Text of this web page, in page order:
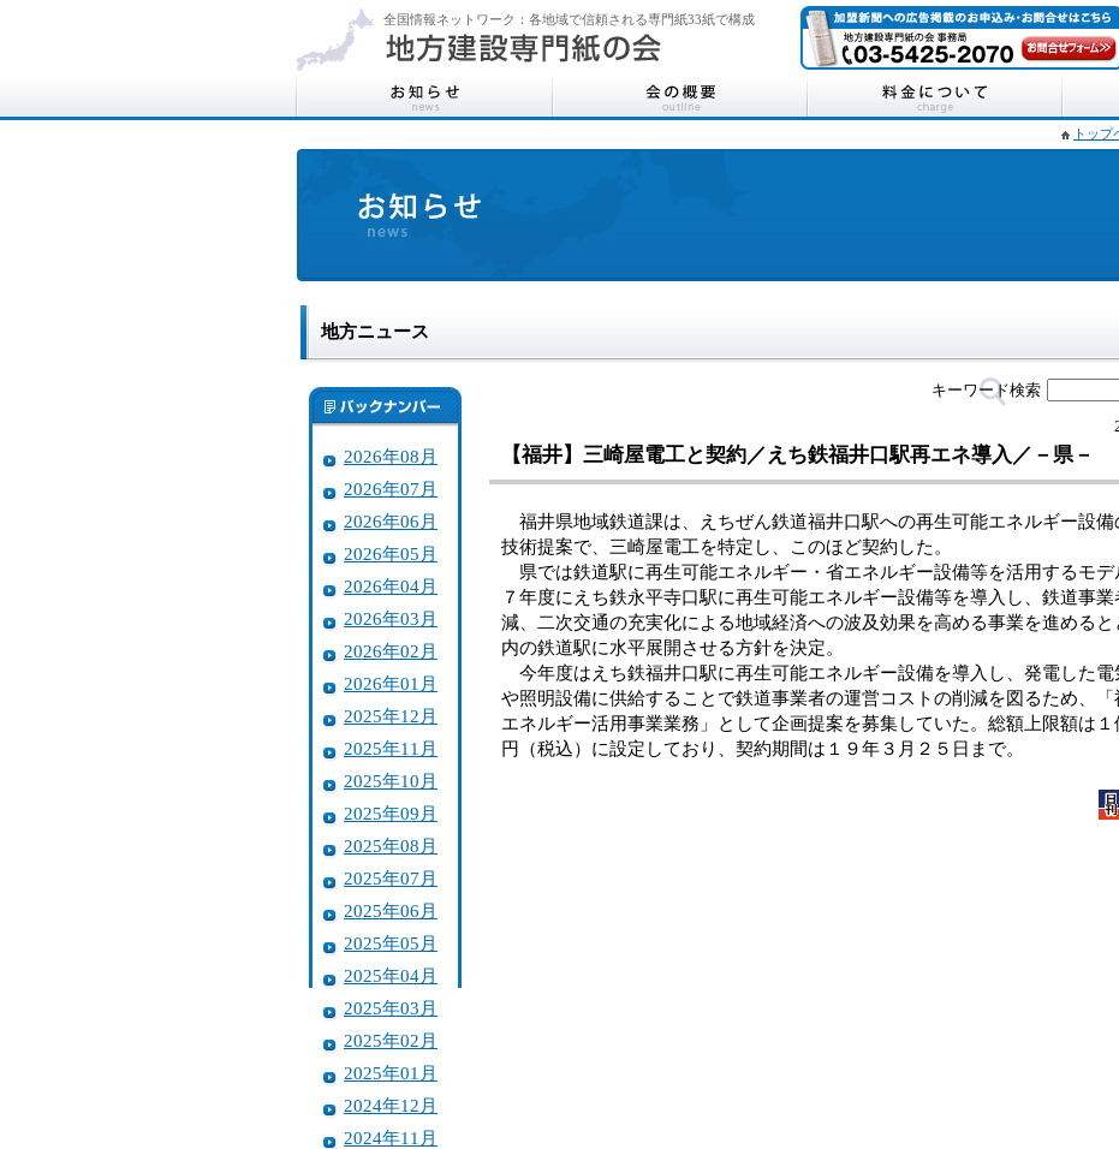
全国情報ネットワーク：各地域で信頼される専門紙33紙で構成
トップ
地方ニュース
2026年08月
2026年07月
2026年06月
2026年05月
2026年04月
2026年03月
2026年02月
2026年01月
2025年12月
2025年11月
2025年10月
2025年09月
2025年08月
2025年07月
2025年06月
2025年05月
2025年04月
2025年03月
2025年02月
2025年01月
2024年12月
2024年11月
キーワード検索
【福井】三崎屋電工と契約／えち鉄福井口駅再エネ導入／－県－
福井県地域鉄道課は、えちぜん鉄道福井口駅への再生可能エネルギー設備
技術提案で、三崎屋電工を特定し、このほど契約した。
県では鉄道駅に再生可能エネルギー・省エネルギー設備等を活用するモデ
７年度にえち鉄永平寺口駅に再生可能エネルギー設備等を導入し、鉄道事
減、二次交通の充実化による地域経済への波及効果を高める事業を進める
内の鉄道駅に水平展開させる方針を決定。
今年度はえち鉄福井口駅に再生可能エネルギー設備を導入し、発電した電
や照明設備に供給することで鉄道事業者の運営コストの削減を図るため、
エネルギー活用事業業務」として企画提案を募集していた。総額上限額は
円（税込）に設定しており、契約期間は１９年３月２５日まで。